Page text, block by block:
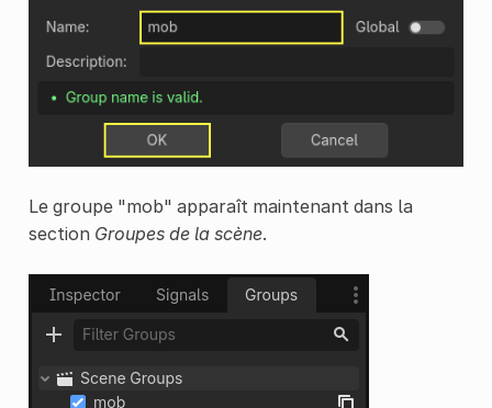
Le groupe "mob" apparaît maintenant dans la
section Groupes de la scène.